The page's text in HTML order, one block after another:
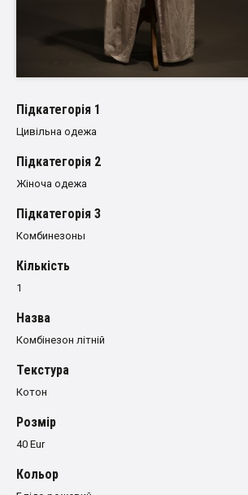
Пiдкатегорiя 1
Цивільна одежа
Пiдкатегорiя 2
Жіноча одежа
Пiдкатегорiя 3
Комбинезоны
Кількість
1
Назва
Комбінезон літній
Текстура
Котон
Розмiр
40 Eur
Кольор